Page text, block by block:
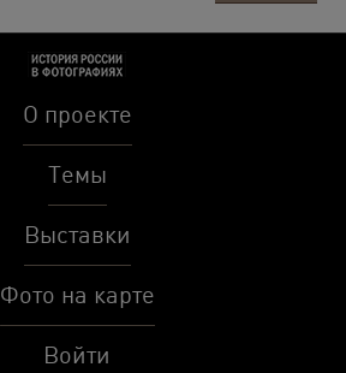
О проекте
Темы
Выставки
Фото на карте
Войти